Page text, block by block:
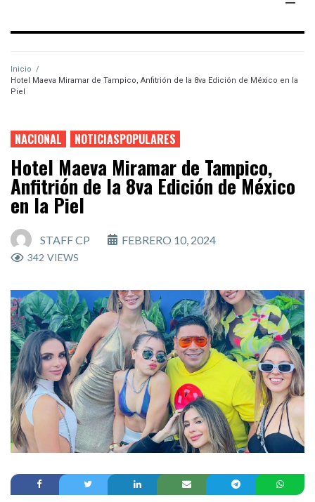
Inicio /
Hotel Maeva Miramar de Tampico, Anfitrión de la 8va Edición de México en la
Piel
NACIONAL NOTICIASPOPULARES
Hotel Maeva Miramar de Tampico,
Anfitrión de la 8va Edición de México
en la Piel
STAFF CP FEBRERO 10, 2024
342 VIEWS